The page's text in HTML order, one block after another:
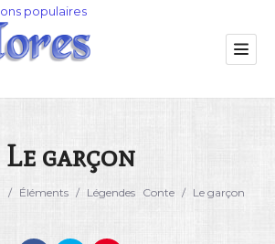
Le garçon
/ Éléments / Légendes Conte / Le garçon